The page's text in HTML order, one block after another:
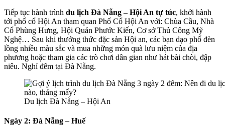
Tiếp tục hành trình du lịch Đà Nẵng – Hội An tự túc, khởi hành
tới phố cổ Hội An tham quan Phố Cổ Hội An với: Chùa Cầu, Nhà
Cổ Phùng Hưng, Hội Quán Phước Kiến, Cơ sở Thủ Công Mỹ
Nghệ… Sau khi thưởng thức đặc sản Hội an, các bạn dạo phố đèn
lồng nhiều màu sắc và mua những món quà lưu niệm của địa
phương hoặc tham gia các trò chơi dân gian như hát bài chòi, đập
niêu. Nghỉ đêm tại Đà Nẵng.
Du lịch Đà Nẵng – Hội An
Ngày 2: Đà Nẵng – Huế